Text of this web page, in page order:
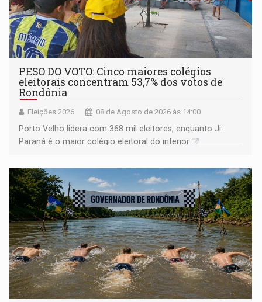
PESO DO VOTO: Cinco maiores colégios
eleitorais concentram 53,7% dos votos de
Rondônia
Eleições 2026 08 de Agosto de 2026 às 14:00
Porto Velho lidera com 368 mil eleitores, enquanto Ji-
Paraná é o maior colégio eleitoral do interior